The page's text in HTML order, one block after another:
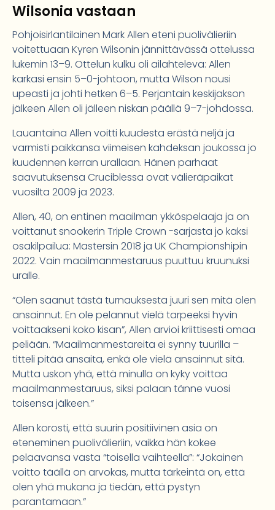
Wilsonia vastaan
Pohjoisirlantilainen Mark Allen eteni puolivälieriin
voitettuaan Kyren Wilsonin jännittävässä ottelussa
lukemin 13–9. Ottelun kulku oli ailahteleva: Allen
karkasi ensin 5–0-johtoon, mutta Wilson nousi
upeasti ja johti hetken 6–5. Perjantain keskijakson
jälkeen Allen oli jälleen niskan päällä 9–7-johdossa.
Lauantaina Allen voitti kuudesta erästä neljä ja
varmisti paikkansa viimeisen kahdeksan joukossa jo
kuudennen kerran urallaan. Hänen parhaat
saavutuksensa Cruciblessa ovat välieräpaikat
vuosilta 2009 ja 2023.
Allen, 40, on entinen maailman ykköspelaaja ja on
voittanut snookerin Triple Crown -sarjasta jo kaksi
osakilpailua: Mastersin 2018 ja UK Championshipin
2022. Vain maailmanmestaruus puuttuu kruunuksi
uralle.
“Olen saanut tästä turnauksesta juuri sen mitä olen
ansainnut. En ole pelannut vielä tarpeeksi hyvin
voittaakseni koko kisan”, Allen arvioi kriittisesti omaa
peliään. “Maailmanmestareita ei synny tuurilla –
titteli pitää ansaita, enkä ole vielä ansainnut sitä.
Mutta uskon yhä, että minulla on kyky voittaa
maailmanmestaruus, siksi palaan tänne vuosi
toisensa jälkeen.”
Allen korosti, että suurin positiivinen asia on
eteneminen puolivälieriin, vaikka hän kokee
pelaavansa vasta “toisella vaihteella”: “Jokainen
voitto täällä on arvokas, mutta tärkeintä on, että
olen yhä mukana ja tiedän, että pystyn
parantamaan.”